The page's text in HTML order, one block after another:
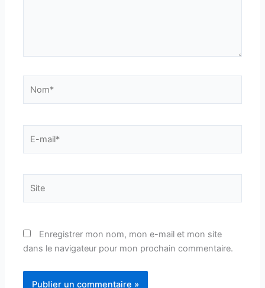
mail*
Enregistrer mon nom, mon e-mail et mon site
dans le navigateur pour mon prochain commentaire.